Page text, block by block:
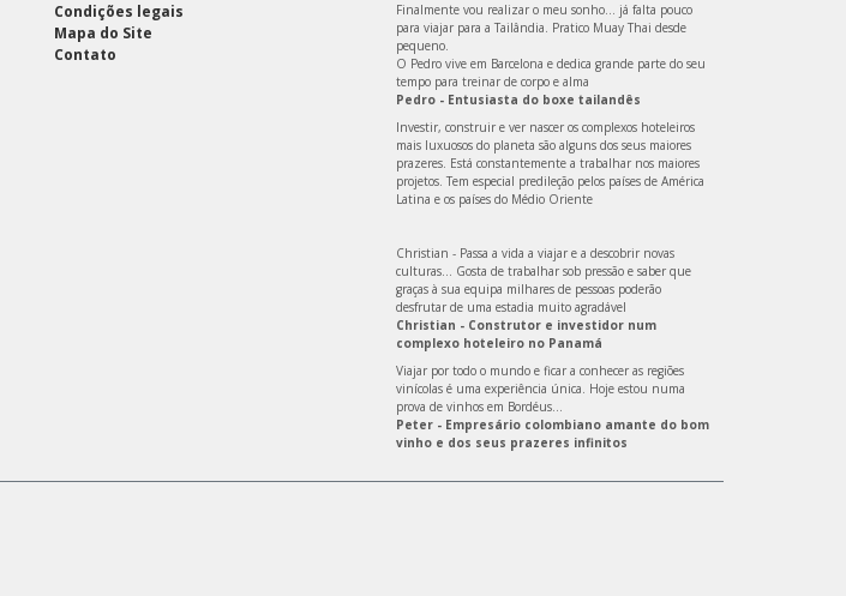
Condições legais
Mapa do Site
Contato
Finalmente vou realizar o meu sonho… já falta pouco
para viajar para a Tailândia. Pratico Muay Thai desde
pequeno.
O Pedro vive em Barcelona e dedica grande parte do seu
tempo para treinar de corpo e alma
Pedro - Entusiasta do boxe tailandês
Investir, construir e ver nascer os complexos hoteleiros
mais luxuosos do planeta são alguns dos seus maiores
prazeres. Está constantemente a trabalhar nos maiores
projetos. Tem especial predileção pelos países de América
Latina e os países do Médio Oriente
Christian - Passa a vida a viajar e a descobrir novas
culturas... Gosta de trabalhar sob pressão e saber que
graças à sua equipa milhares de pessoas poderão
desfrutar de uma estadia muito agradável
Christian - Construtor e investidor num
complexo hoteleiro no Panamá
Viajar por todo o mundo e ficar a conhecer as regiões
vinícolas é uma experiência única. Hoje estou numa
prova de vinhos em Bordéus…
Peter - Empresário colombiano amante do bom
vinho e dos seus prazeres infinitos